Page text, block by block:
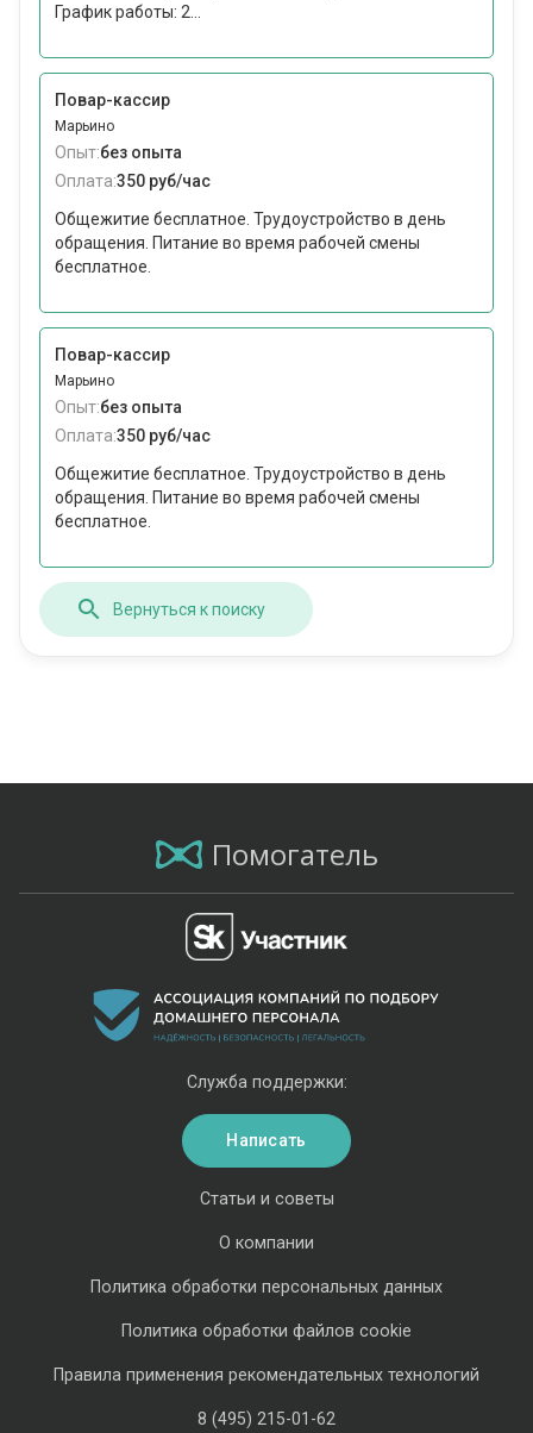
График работы: 2...
Повар-кассир
Марьино
Опыт:без опыта
Оплата:350 руб/час
Общежитие бесплатное. Трудоустройство в день
обращения. Питание во время рабочей смены
бесплатное.
Повар-кассир
Марьино
Опыт:без опыта
Оплата:350 руб/час
Общежитие бесплатное. Трудоустройство в день
обращения. Питание во время рабочей смены
бесплатное.
Вернуться к поиску
Помогатель
Статьи и советы
О компании
Политика обработки персональных данных
Политика обработки файлов cookie
Правила применения рекомендательных технологий
8 (495) 215-01-62
Служба поддержки:
Написать